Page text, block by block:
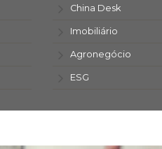
China Desk
Imobiliário
Agronegócio
ESG